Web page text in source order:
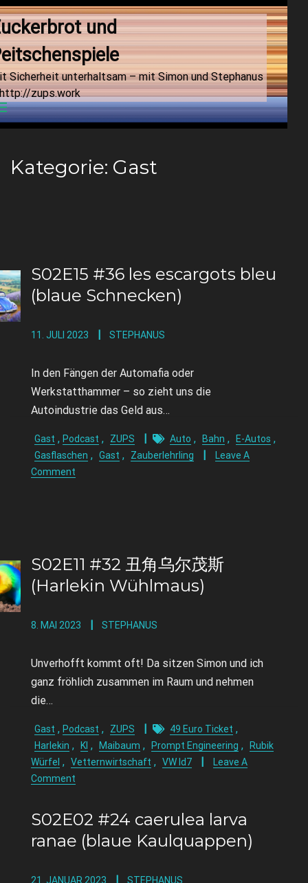
und
Sicherheit unterhaltsam – mit Simon und Stephanus
zups.work
Kategorie: Gast
S02E15 #36 les escargots bleu
(blaue Schnecken)
11. JULI 2023 STEPHANUS
In den Fängen der Automafia oder
Werkstatthammer – so zieht uns die
Autoindustrie das Geld aus…
Gast , Podcast , ZUPS Auto , Bahn , E-Autos ,
Gasflaschen , Gast , Zauberlehrling
Leave A
Comment
S02E11 #32 丑角乌尔茂斯
(Harlekin Wühlmaus)
8. MAI 2023 STEPHANUS
Unverhofft kommt oft! Da sitzen Simon und ich
ganz fröhlich zusammen im Raum und nehmen
die…
Gast , Podcast , ZUPS 49 Euro Ticket ,
Harlekin , KI , Maibaum , Prompt Engineering ,
Rubik
Würfel , Vetternwirtschaft , VW Id7
Leave A
Comment
S02E02 #24 caerulea larva
ranae (blaue Kaulquappen)
21. JANUAR 2023 STEPHANUS